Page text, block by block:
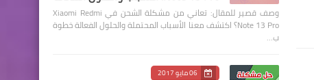
وصف قصير للمقال: تعاني من مشكلة الشحن في Xiaomi Redmi
Note 13 Pro؟ اكتشف معنا الأسباب المحتملة والحلول الفعالة خطوة
ب…
06 مايو 2017